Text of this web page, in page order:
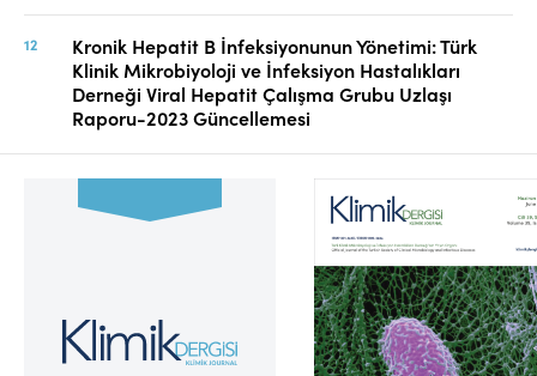
Kronik Hepatit B İnfeksiyonunun Yönetimi: Türk
Klinik Mikrobiyoloji ve İnfeksiyon Hastalıkları
Derneği Viral Hepatit Çalışma Grubu Uzlaşı
Raporu-2023 Güncellemesi